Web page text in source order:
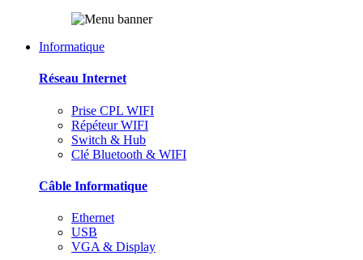
Informatique
Réseau Internet
Prise CPL WIFI
Répéteur WIFI
Switch & Hub
Clé Bluetooth & WIFI
Câble Informatique
Ethernet
USB
VGA & Display